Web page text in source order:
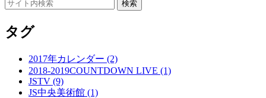
タグ
2017年カレンダー (2)
2018-2019COUNTDOWN LIVE (1)
JSTV (9)
JS中央美術館 (1)